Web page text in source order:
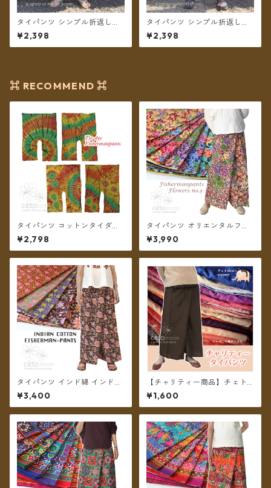
タイパンツ シンプル折返しプ
リント ショート丈（ライトグ
リーン）【メール便送料無
料】
¥2,398
タイパンツ シンプル折返しプ
リント ショート丈（カフェオ
レ）【メール便送料無料】
¥2,398
⌘ RECOMMEND ⌘
タイパンツ コットンタイダイ
ミディアム丈（グリーン系）
★全4種★【メール便送料無
料】
¥2,798
タイパンツ オリエンタルフラ
ワー 6カラー リゾパン No.3
ロング丈【メール便送料無
料】
¥3,990
タイパンツ インド綿 インド更
紗 no.7 花柄プリント 5カラー
ロング丈【メール便送料無
料】
¥3,400
【チャリティー商品】チェトc
han support チャリティータ
イパンツ レーヨンロング丈
¥1,600